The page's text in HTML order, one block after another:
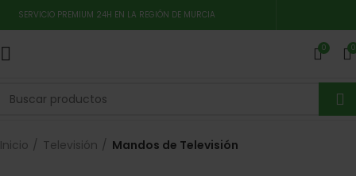
SERVICIO PREMIUM 24H EN LA REGIÓN DE MURCIA
0 0
Inicio Televisión Mandos de Televisión